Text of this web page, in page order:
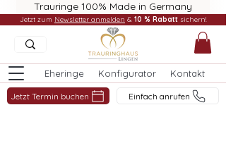
Trauringe 100% Made in Germany
Eheringe Konfigurator Kontakt
Jetzt Termin buchen Einfach anrufen
Jetzt zum Newsletter anmelden & 10 % Rabatt sichern!